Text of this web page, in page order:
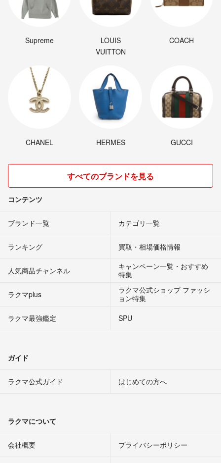
Supreme
LOUIS
VUITTON
COACH
CHANEL HERMES GUCCI
すべてのブランドを見る
コンテンツ
ブランド一覧 カテゴリ一覧
ランキング 買取・相場価格情報
人気商品チャンネル
キャンペーン一覧・おすすめ
特集
ラクマplus
ラクマ公式ショップ ファッシ
ョン特集
ラクマ最強鑑定
SPU
ガイド
ラクマ公式ガイド はじめての方へ
ラクマについて
会社概要 プライバシーポリシー